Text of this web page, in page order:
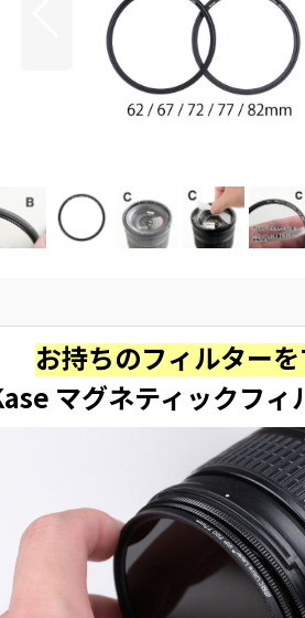
お持ちのフィルター
マグネティックフィ